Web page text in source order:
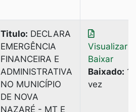
Titulo: DECLARA
EMERGÊNCIA
FINANCEIRA E
ADMINISTRATIVA
NO MUNICÍPIO
DE NOVA
NAZARÉ - MT E
Visualizar
Baixar
Baixado: 1
vez